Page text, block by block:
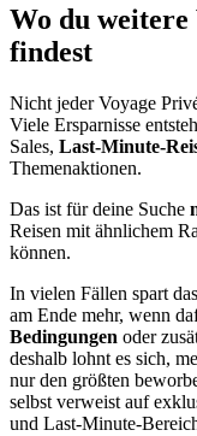
Wo du weitere
findest
Nicht jeder Voyage
Viele Ersparnisse
Sales, Last-Minute-
Themenaktionen.
Das ist für deine Suche
Reisen mit ähnlichem
können.
In vielen Fällen spart
am Ende mehr, wenn
Bedingungen oder
deshalb lohnt es sich,
nur den größten
selbst verweist auf
und Last-Minute-